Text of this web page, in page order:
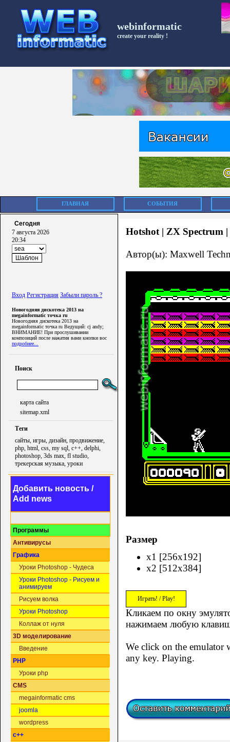
webinformatic
create your reality !
ГЛАВНАЯ СОБЫТИЯ
Сегодня
7 августа 2026
20:34
Вход Регистрация Забыли пароль ?
Новогодняя дискотека 2013 на
megainformatic точка ru
Новогодняя дискотека 2013 на
megainformatic точка ru Ведущий: cj andy;
ВНИМАНИЕ! При прослушивании
композиций после нажатия вами кнопки вос
подробнее...
Поиск
карта сайта
sitemap.xml
Теги
сайты, игры, дизайн, продвижение,
php, html, css, my sql, c++, delphi,
photoshop, 3ds max, fl studio,
трекерская музыка, уроки
Добавить новость /
Add news
Программы
Антивирусы
Графика
Уроки Photoshop - Чудеса
Уроки Photoshop - Рисуем и
анимируем
Рисуем волка
Уроки Photoshop
Коллаж от нуля
3D моделирование
Введение
PHP
Уроки php
CMS
megainformatic cms
joomla
wordpress
c++
Hotshot | ZX Spectrum
Автор(ы): Maxwell
Размер
x1 [256x192]
x2 [512x384]
Играть! / Play!
Кликаем по окну
нажимаем любую
We click on the emulator
any key. Playing.